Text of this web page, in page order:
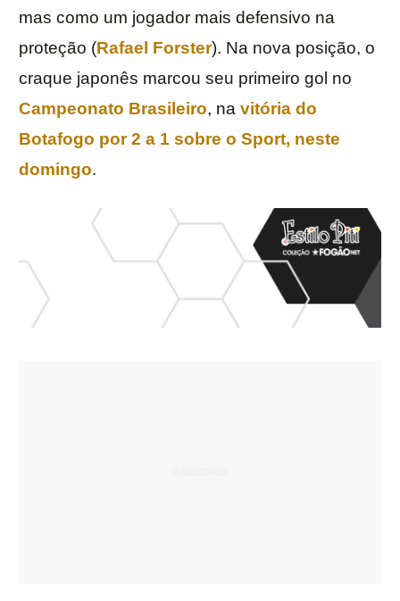
mas como um jogador mais defensivo na
proteção (Rafael Forster). Na nova posição, o
craque japonês marcou seu primeiro gol no
Campeonato Brasileiro, na vitória do
Botafogo por 2 a 1 sobre o Sport, neste
domingo.